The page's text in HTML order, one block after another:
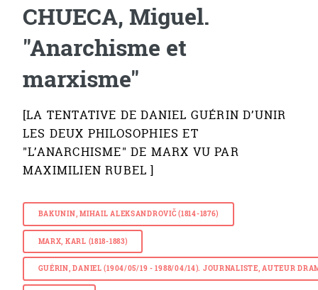
CHUECA, Miguel.
"Anarchisme et
marxisme"
[LA TENTATIVE DE DANIEL GUÉRIN D’UNIR
LES DEUX PHILOSOPHIES ET
"L’ANARCHISME" DE MARX VU PAR
MAXIMILIEN RUBEL ]
BAKUNIN, MIHAIL ALEKSANDROVIČ (1814-1876)
MARX, KARL (1818-1883)
GUÉRIN, DANIEL (1904/05/19 - 1988/04/14). JOURNALISTE, AUTEUR